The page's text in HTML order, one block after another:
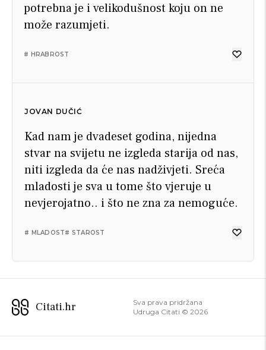
potrebna je i velikodušnost koju on ne
može razumjeti.
# HRABROST
JOVAN DUČIĆ
Kad nam je dvadeset godina, nijedna
stvar na svijetu ne izgleda starija od nas,
niti izgleda da će nas nadživjeti. Sreća
mladosti je sva u tome što vjeruje u
nevjerojatno.. i što ne zna za nemoguće.
# MLADOST# STAROST
Citati.hr
Sva prava pridržana
Udruga Citati © 2026